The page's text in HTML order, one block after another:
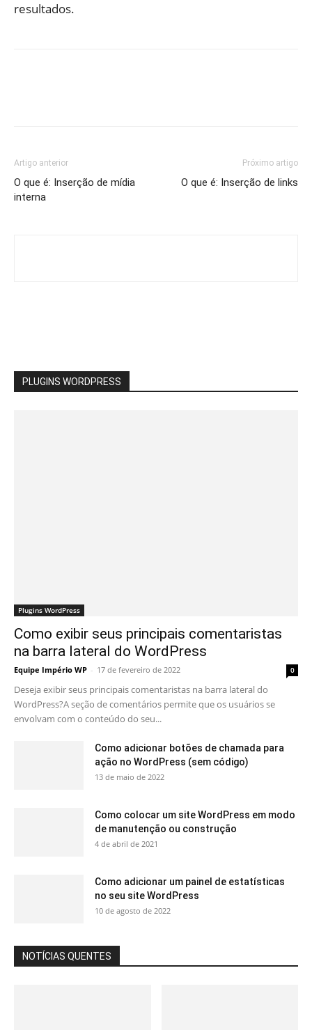
resultados.
Artigo anterior
O que é: Inserção de mídia
interna
Próximo artigo
O que é: Inserção de links
PLUGINS WORDPRESS
Plugins WordPress
Como exibir seus principais comentaristas
na barra lateral do WordPress
Equipe Império WP - 17 de fevereiro de 2022 0
Deseja exibir seus principais comentaristas na barra lateral do
WordPress?A seção de comentários permite que os usuários se
envolvam com o conteúdo do seu...
Como adicionar botões de chamada para
ação no WordPress (sem código)
13 de maio de 2022
Como colocar um site WordPress em modo
de manutenção ou construção
4 de abril de 2021
Como adicionar um painel de estatísticas
no seu site WordPress
10 de agosto de 2022
NOTÍCIAS QUENTES